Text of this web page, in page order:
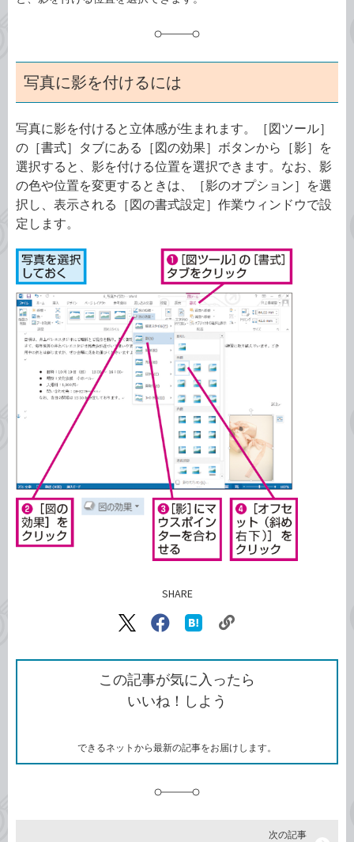
写真に影を付けるには
写真に影を付けると立体感が生まれます。［図ツール］
の［書式］タブにある［図の効果］ボタンから［影］を
選択すると、影を付ける位置を選択できます。なお、影
の色や位置を変更するときは、［影のオプション］を選
択し、表示される［図の書式設定］作業ウィンドウで設
定します。
SHARE
X（旧
で
シ
ェ
ア
Facebook
シ
ェ
ア
な
ブ
ッ
ク
ク
ク
を
コ
この記事が気に入ったら
いいね！しよう
できるネットから最新の記事をお届けします。
次の記事